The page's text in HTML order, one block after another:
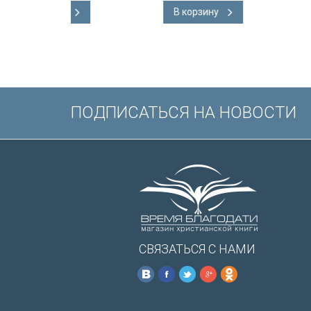
Словарь, карты,
подарочная
ПОДПИСАТЬСЯ НА НОВОСТИ
СВЯЗАТЬСЯ С НАМИ